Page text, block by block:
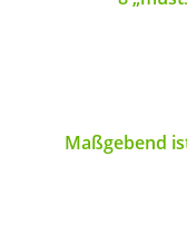
Maßgebend